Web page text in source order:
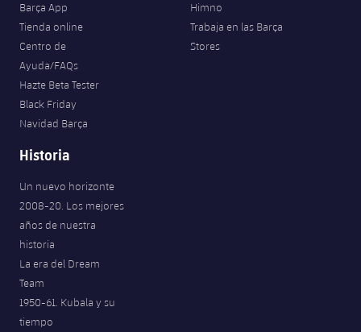
Barça App
Tienda online
Centro de
Ayuda/FAQs
Hazte Beta Tester
Black Friday
Navidad Barça
Himno
Trabaja en las Barça
Stores
Historia
Un nuevo horizonte
2008-20. Los mejores
años de nuestra
historia
La era del Dream
Team
1950-61. Kubala y su
tiempo